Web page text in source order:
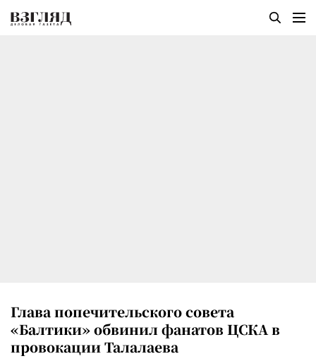
Глава попечительского совета
«Балтики» обвинил фанатов ЦСКА в
провокации Талалаева